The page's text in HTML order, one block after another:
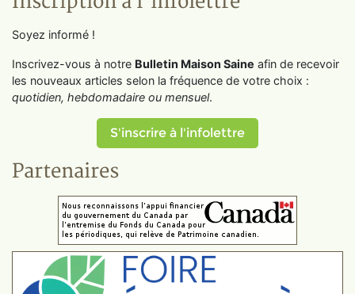
Soyez informé !
Inscrivez-vous à notre Bulletin Maison Saine afin de recevoir
les nouveaux articles selon la fréquence de votre choix :
quotidien, hebdomadaire ou mensuel.
S'inscrire à l'infolettre
Partenaires